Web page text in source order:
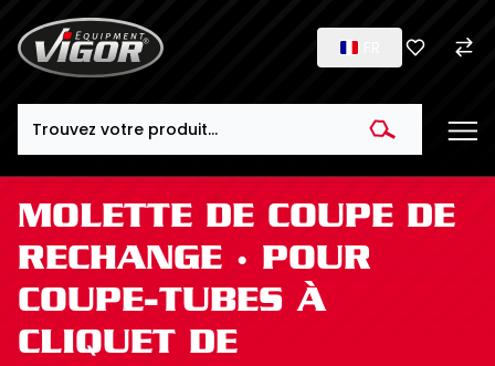
MOLETTE DE COUPE DE
RECHANGE ∙ POUR
COUPE-TUBES À
CLIQUET DE